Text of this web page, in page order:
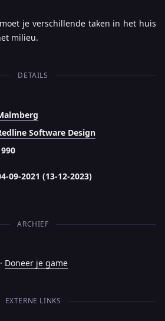
je verschillende taken in het huis
milieu.
DETAILS
Software Design
09-2021 (13-12-2023)
ARCHIEF
Doneer je game
EXTERNE LINKS